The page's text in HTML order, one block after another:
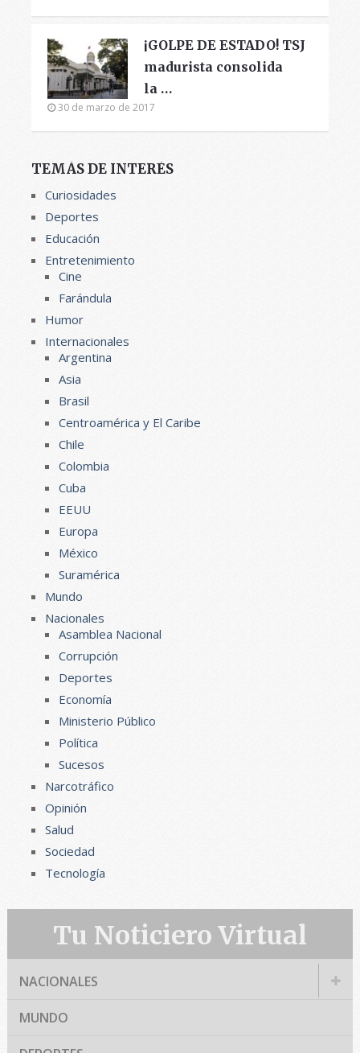
¡GOLPE DE ESTADO! TSJ
madurista consolida
la …
30 de marzo de 2017
TEMÁS DE INTERÉS
Curiosidades
Deportes
Educación
Entretenimiento
Cine
Farándula
Humor
Internacionales
Argentina
Asia
Brasil
Centroamérica y El Caribe
Chile
Colombia
Cuba
EEUU
Europa
México
Suramérica
Mundo
Nacionales
Asamblea Nacional
Corrupción
Deportes
Economía
Ministerio Público
Política
Sucesos
Narcotráfico
Opinión
Salud
Sociedad
Tecnología
Tu Noticiero Virtual
NACIONALES
MUNDO